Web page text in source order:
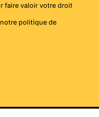
faire valoir votre droit
politique de